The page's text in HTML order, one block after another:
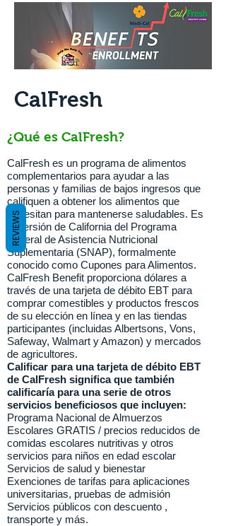
CalFresh
¿Qué es CalFresh?
CalFresh es un programa de alimentos
complementarios para ayudar a las
personas y familias de bajos ingresos que
califiquen a obtener los alimentos que
necesitan para mantenerse saludables. Es
la versión de California del Programa
Federal de Asistencia Nutricional
Suplementaria (SNAP), formalmente
conocido como Cupones para Alimentos.
CalFresh Benefit proporciona dólares a
través de una tarjeta de débito EBT para
comprar comestibles y productos frescos
de su elección en línea y en las tiendas
participantes (incluidas Albertsons, Vons,
Safeway, Walmart y Amazon) y mercados
de agricultores.
Calificar para una tarjeta de débito EBT
de CalFresh significa que también
calificaría para una serie de otros
servicios beneficiosos que incluyen:
Programa Nacional de Almuerzos
Escolares GRATIS / precios reducidos de
comidas escolares nutritivas y otros
servicios para niños en edad escolar
Servicios de salud y bienestar
Exenciones de tarifas para aplicaciones
universitarias, pruebas de admisión
Servicios públicos con descuento ,
transporte y más.
REVIEWS